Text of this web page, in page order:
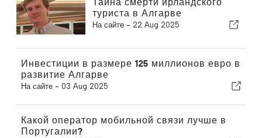
Тайна смерти ирландского
туриста в Алгарве
На сайте - 22 Aug 2025
Инвестиции в размере 125 миллионов евро в
развитие Алгарве
На сайте - 03 Aug 2025
Какой оператор мобильной связи лучше в
Португалии?